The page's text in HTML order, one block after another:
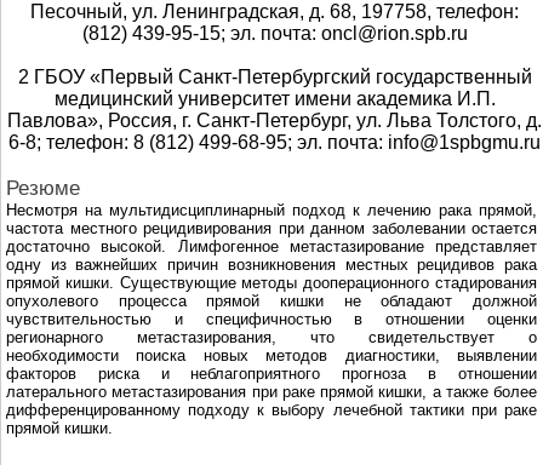
Песочный, ул. Ленинградская, д. 68, 197758, телефон:
(812) 439-95-15; эл. почта: oncl@rion.spb.ru
2 ГБОУ «Первый Санкт-Петербургский государственный
медицинский университет имени академика И.П.
Павлова», Россия, г. Санкт-Петербург, ул. Льва Толстого, д.
6-8; телефон: 8 (812) 499-68-95; эл. почта: info@1spbgmu.ru
Резюме
Несмотря на мультидисциплинарный подход к лечению рака прямой,
частота местного рецидивирования при данном заболевании остается
достаточно высокой. Лимфогенное метастазирование представляет
одну из важнейших причин возникновения местных рецидивов рака
прямой кишки. Существующие методы дооперационного стадирования
опухолевого процесса прямой кишки не обладают должной
чувствительностью и специфичностью в отношении оценки
регионарного метастазирования, что свидетельствует о
необходимости поиска новых методов диагностики, выявлении
факторов риска и неблагоприятного прогноза в отношении
латерального метастазирования при раке прямой кишки, а также более
дифференцированному подходу к выбору лечебной тактики при раке
прямой кишки.